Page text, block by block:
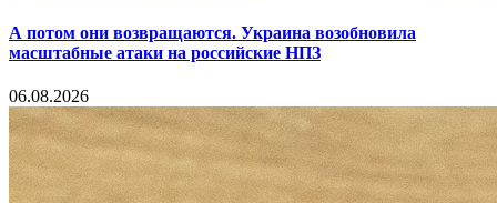
А потом они возвращаются. Украина возобновила
масштабные атаки на российские НПЗ
06.08.2026